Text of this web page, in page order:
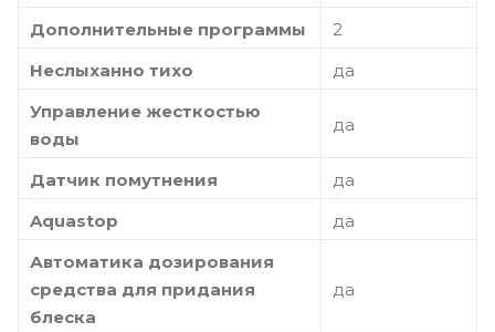
Дополнительные программы
2
Неслыханно тихо
да
Управление жесткостью
воды
да
Датчик помутнения
да
Aquastop
да
Автоматика дозирования
средства для придания
блеска
да